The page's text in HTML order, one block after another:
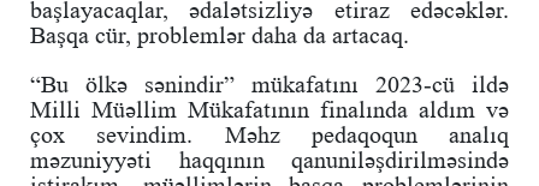
başlayacaqlar, ədalətsizliyə etiraz edəcəklər.
Başqa cür, problemlər daha da artacaq.
“Bu ölkə sənindir” mükafatını 2023-cü ildə
Milli Müəllim Mükafatının finalında aldım və
çox sevindim. Məhz pedaqoqun analıq
məzuniyyəti haqqının qanuniləşdirilməsində